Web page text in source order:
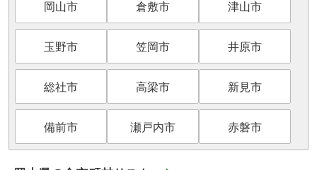
岡山市 倉敷市 津山市
玉野市 笠岡市 井原市
総社市 高梁市 新見市
備前市 瀬戸内市 赤磐市